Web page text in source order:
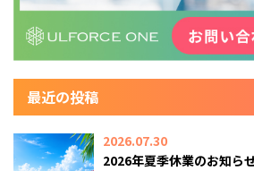
最近の投稿
2026.07.30
2026年夏季休業のお知ら